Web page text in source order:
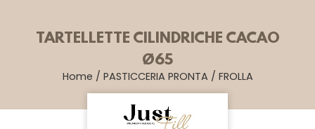
TARTELLETTE CILINDRICHE CACAO
Ø65
Home / PASTICCERIA PRONTA / FROLLA